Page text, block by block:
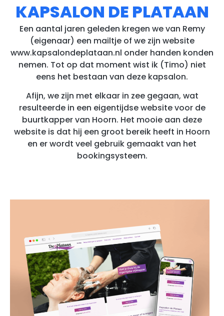
KAPSALON DE PLATAAN
Een aantal jaren geleden kregen we van Remy
(eigenaar) een mailtje of we zijn website
www.kapsalondeplataan.nl onder handen konden
nemen. Tot op dat moment wist ik (Timo) niet
eens het bestaan van deze kapsalon.
Afijn, we zijn met elkaar in zee gegaan, wat
resulteerde in een eigentijdse website voor de
buurtkapper van Hoorn. Het mooie aan deze
website is dat hij een groot bereik heeft in Hoorn
en er wordt veel gebruik gemaakt van het
bookingsysteem.